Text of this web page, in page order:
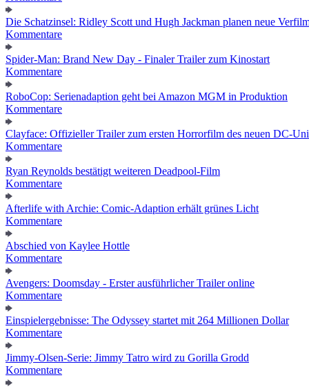
Die Schatzinsel: Ridley Scott und Hugh Jackman planen neue
Kommentare
Spider-Man: Brand New Day - Finaler Trailer zum Kinostart
Kommentare
RoboCop: Serienadaption geht bei Amazon MGM in Produktion
Kommentare
Clayface: Offizieller Trailer zum ersten Horrorfilm des neuen DC-
Kommentare
Ryan Reynolds bestätigt weiteren Deadpool-Film
Kommentare
Afterlife with Archie: Comic-Adaption erhält grünes Licht
Kommentare
Abschied von Kaylee Hottle
Kommentare
Avengers: Doomsday - Erster ausführlicher Trailer online
Kommentare
Einspielergebnisse: The Odyssey startet mit 264 Millionen Dollar
Kommentare
Jimmy-Olsen-Serie: Jimmy Tatro wird zu Gorilla Grodd
Kommentare